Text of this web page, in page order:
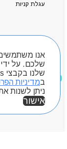
שלכם. על
במדיניות
ניתן לשנות
אישור
עגלת קניות
חיפוש מוצרים
מוצרים שאהבתי
Byou